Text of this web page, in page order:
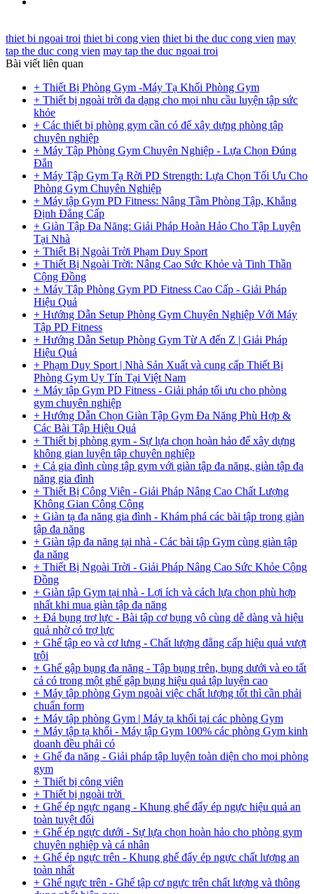
thiet bi ngoai troi thiet bi cong vien thiet bi the duc cong vien may
tap the duc cong vien may tap the duc ngoai troi
Bài viết liên quan
+ Thiết Bị Phòng Gym -Máy Tạ Khối Phòng Gym
+ Thiết bị ngoài trời đa dạng cho mọi nhu cầu luyện tập sức
khỏe
+ Các thiết bị phòng gym cần có để xây dựng phòng tập
chuyên nghiệp
+ Máy Tập Phòng Gym Chuyên Nghiệp - Lựa Chọn Đúng
Đắn
+ Máy Tập Gym Tạ Rời PD Strength: Lựa Chọn Tối Ưu Cho
Phòng Gym Chuyên Nghiệp
+ Máy tập Gym PD Fitness: Nâng Tầm Phòng Tập, Khẳng
Định Đẳng Cấp
+ Giàn Tập Đa Năng: Giải Pháp Hoàn Hảo Cho Tập Luyện
Tại Nhà
+ Thiết Bị Ngoài Trời Phạm Duy Sport
+ Thiết Bị Ngoài Trời: Nâng Cao Sức Khỏe và Tinh Thần
Cộng Đồng
+ Máy Tập Phòng Gym PD Fitness Cao Cấp - Giải Pháp
Hiệu Quả
+ Hướng Dẫn Setup Phòng Gym Chuyên Nghiệp Với Máy
Tập PD Fitness
+ Hướng Dẫn Setup Phòng Gym Từ A đến Z | Giải Pháp
Hiệu Quả
+ Phạm Duy Sport | Nhà Sản Xuất và cung cấp Thiết Bị
Phòng Gym Uy Tín Tại Việt Nam
+ Máy tập Gym PD Fitness - Giải pháp tối ưu cho phòng
gym chuyên nghiệp
+ Hướng Dẫn Chọn Giàn Tập Gym Đa Năng Phù Hợp &
Các Bài Tập Hiệu Quả
+ Thiết bị phòng gym - Sự lựa chọn hoàn hảo để xây dựng
không gian luyện tập chuyên nghiệp
+ Cả gia đình cùng tập gym với giàn tập đa năng, giàn tập đa
năng gia đình
+ Thiết Bị Công Viên - Giải Pháp Nâng Cao Chất Lượng
Không Gian Công Cộng
+ Giàn tạ đa năng gia đình - Khám phá các bài tập trong giàn
tập đa năng
+ Giàn tập đa năng tại nhà - Các bài tập Gym cùng giàn tập
đa năng
+ Thiết Bị Ngoài Trời - Giải Pháp Nâng Cao Sức Khỏe Cộng
Đồng
+ Giàn tập Gym tại nhà - Lợi ích và cách lựa chọn phù hợp
nhất khi mua giàn tập đa năng
+ Đá bụng trợ lực - Bài tập cơ bụng vô cùng dễ dàng và hiệu
quả nhờ có trợ lực
+ Ghế tập eo và cơ lưng - Chất lượng đẳng cấp hiệu quả vượt
trội
+ Ghế gập bụng đa năng - Tập bụng trên, bụng dưới và eo tất
cả có trong một ghế gập bụng hiệu quả tập luyện cao
+ Máy tập phòng Gym ngoài việc chất lượng tốt thì cần phải
chuẩn form
+ Máy tập phòng Gym | Máy tạ khối tại các phòng Gym
+ Máy tập tạ khối - Máy tập Gym 100% các phòng Gym kinh
doanh đều phải có
+ Ghế đa năng - Giải pháp tập luyện toàn diện cho mọi phòng
gym
+ Thiết bị công viên
+ Thiết bị ngoài trời
+ Ghế ép ngực ngang - Khung ghế đẩy ép ngực hiệu quả an
toàn tuyệt đối
+ Ghế ép ngực dưới - Sự lựa chọn hoàn hảo cho phòng gym
chuyên nghiệp và cá nhân
+ Ghế ép ngực trên - Khung ghế đẩy ép ngực chất lượng an
toàn nhất
+ Ghế ngực trên - Ghế tập cơ ngực trên chất lượng và thông